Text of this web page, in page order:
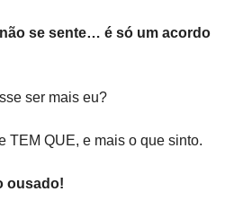
se sente… é só um acordo
ser mais eu?
TEM QUE, e mais o que sinto.
ousado!